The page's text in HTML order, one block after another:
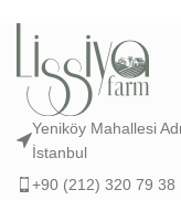
Yeniköy Mahallesi
İstanbul
+90 (212) 320 79 38